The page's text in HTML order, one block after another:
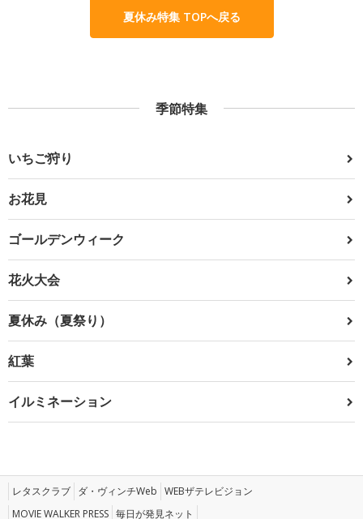
夏休み特集 TOPへ戻る
季節特集
いちご狩り
お花見
ゴールデンウィーク
花火大会
夏休み（夏祭り）
紅葉
イルミネーション
レタスクラブ ダ・ヴィンチWeb WEBザテレビジョン
MOVIE WALKER PRESS 毎日が発見ネット